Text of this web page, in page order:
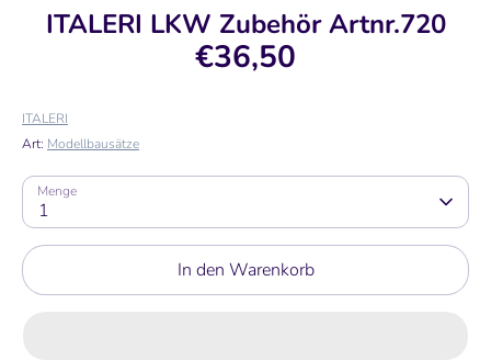
ITALERI LKW Zubehör Artnr.720
€36,50
ITALERI
Art: Modellbausätze
Menge
1
In den Warenkorb